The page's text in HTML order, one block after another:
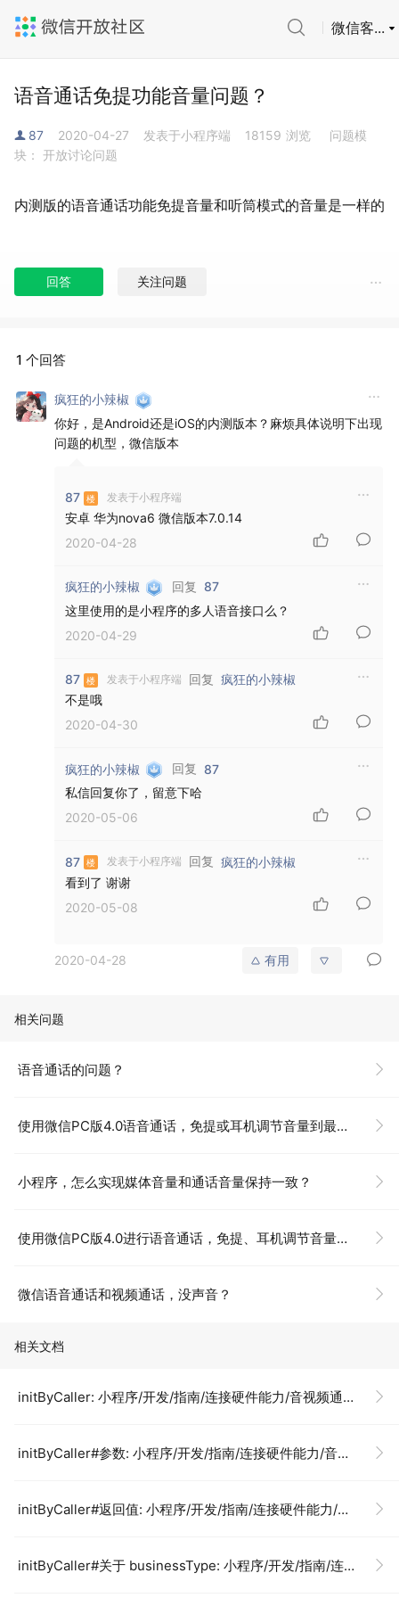
微信客...
语音通话免提功能音量问题？
87 2020-04-27 发表于小程序端 18159 浏览
问题模
块： 开放讨论问题
内测版的语音通话功能免提音量和听筒模式的音量是一样的
回答 关注问题
1 个回答
疯狂的小辣椒
你好，是Android还是iOS的内测版本？麻烦具体说明下出现
问题的机型，微信版本
87 发表于小程序端
安卓 华为nova6 微信版本7.0.14
2020-04-28
疯狂的小辣椒 回复 87
这里使用的是小程序的多人语音接口么？
2020-04-29
87 发表于小程序端 回复 疯狂的小辣椒
不是哦
2020-04-30
疯狂的小辣椒 回复 87
私信回复你了，留意下哈
2020-05-06
87 发表于小程序端 回复 疯狂的小辣椒
看到了 谢谢
2020-05-08
2020-04-28 有用
相关问题
语音通话的问题？
使用微信PC版4.0语音通话，免提或耳机调节音量到最大，通话频响、响度超出Speaker标准？
小程序，怎么实现媒体音量和通话音量保持一致？
使用微信PC版4.0进行语音通话，免提、耳机调节音量到最大，通话频响、响度超出Speaker标准
微信语音通话和视频通话，没声音？
相关文档
initByCaller: 小程序/开发/指南/连接硬件能力/音视频通话+摄像头（for 硬件）/VoIP 通话插件/接口文档/发起通话/initByCaller
initByCaller#参数: 小程序/开发/指南/连接硬件能力/音视频通话+摄像头（for 硬件）/VoIP 通话插件/接口文档/发起通话/initByCaller
initByCaller#返回值: 小程序/开发/指南/连接硬件能力/音视频通话+摄像头（for 硬件）/VoIP 通话插件/接口文档/发起通话/initByCaller
initByCaller#关于 businessType: 小程序/开发/指南/连接硬件能力/音视频通话+摄像头（for 硬件）/VoIP 通话插件/接口文档/发起通话/initByCaller